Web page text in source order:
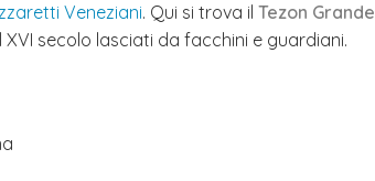
Veneziani. Qui si trova il Tezon Grande
secolo lasciati da facchini e guardiani.